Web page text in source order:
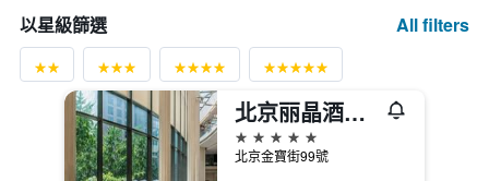
以星級篩選 All filters
北京丽晶酒店，洲际酒店集团旗下
5星級
北京金寶街99號